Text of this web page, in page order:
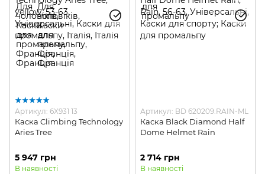
Артикул: 6X931 13
Каска Climbing Technology
Aries Tree
5 947 грн
В наявності
Артикул: BD 620209.RAIN-ML
Каска Black Diamond Half
Dome Helmet Rain
2 714 грн
В наявності